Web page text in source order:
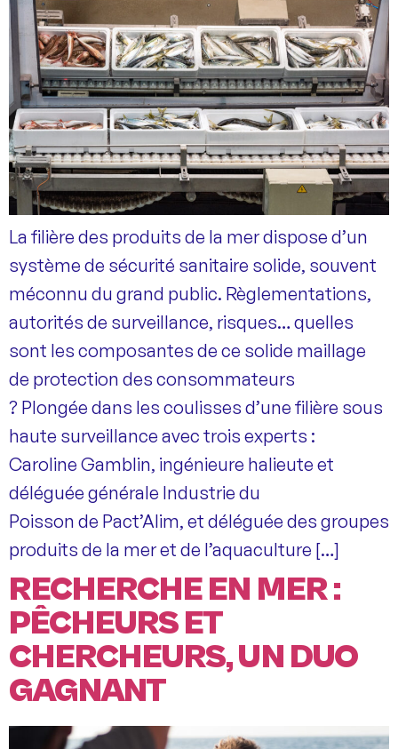
La filière des produits de la mer dispose d’un
système de sécurité sanitaire solide, souvent
méconnu du grand public. Règlementations,
autorités de surveillance, risques… quelles
sont les composantes de ce solide maillage
de protection des consommateurs
? Plongée dans les coulisses d’une filière sous
haute surveillance avec trois experts :
Caroline Gamblin, ingénieure halieute et
déléguée générale Industrie du
Poisson de Pact’Alim, et déléguée des groupes
produits de la mer et de l’aquaculture […]
RECHERCHE EN MER :
PÊCHEURS ET
CHERCHEURS, UN DUO
GAGNANT